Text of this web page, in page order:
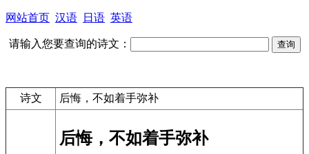
网站首页 汉语 日语 英语
请输入您要查询的诗文：
诗文 后悔，不如着手弥补
后悔，不如着手弥补